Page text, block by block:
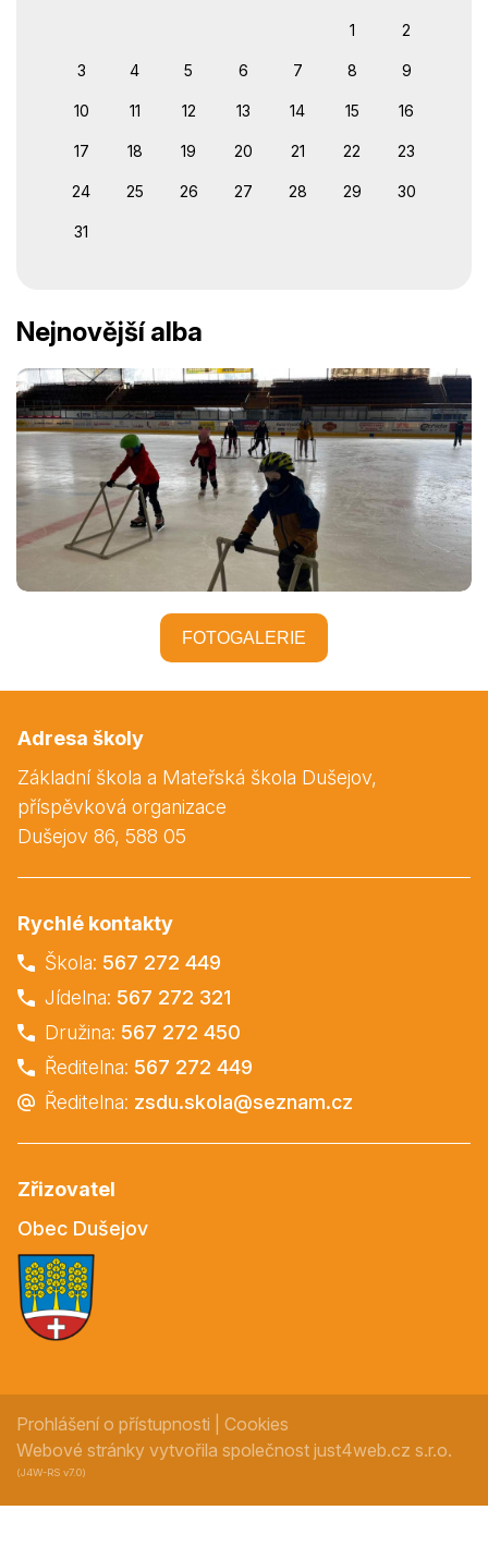
1 2
3 4 5 6 7 8 9
10 11 12 13 14 15 16
17 18 19 20 21 22 23
24 25 26 27 28 29 30
31
Nejnovější alba
FOTOGALERIE
Adresa školy
Základní škola a Mateřská škola Dušejov,
příspěvková organizace
Dušejov 86, 588 05
Rychlé kontakty
Škola: 567 272 449
Jídelna: 567 272 321
Družina: 567 272 450
Ředitelna: 567 272 449
Ředitelna: zsdu.skola@seznam.cz
Zřizovatel
Obec Dušejov
Prohlášení o přístupnosti
Cookies
Webové stránky vytvořila společnost just4web.cz s.r.o.
(J4W-RS v7.0)